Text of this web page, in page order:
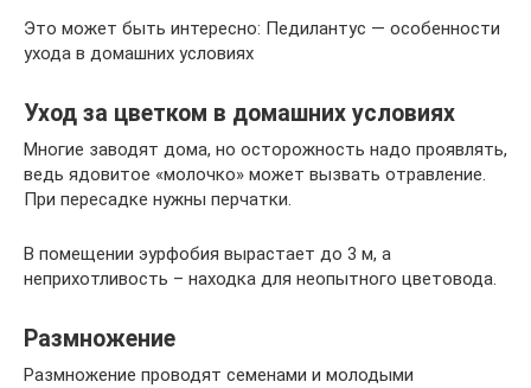
Это может быть интересно: Педилантус — особенности
ухода в домашних условиях
Уход за цветком в домашних условиях
Многие заводят дома, но осторожность надо проявлять,
ведь ядовитое «молочко» может вызвать отравление.
При пересадке нужны перчатки.
В помещении эурфобия вырастает до 3 м, а
неприхотливость – находка для неопытного цветовода.
Размножение
Размножение проводят семенами и молодыми